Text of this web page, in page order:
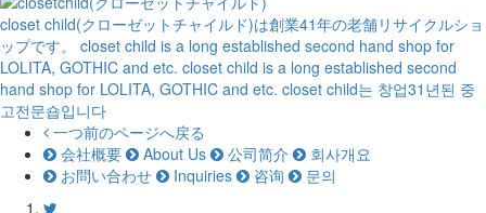
closet child(クローゼットチャイルド)は創業41年の老舗リサイクルショ
ップです。
closet child is a long established second hand shop for
LOLITA, GOTHIC and etc. closet child is a long established second
hand shop for LOLITA, GOTHIC and etc. closet child는 창업31년된 중
고전문숍입니다
一つ前のページへ戻る
会社概要
About Us 公司简介
회사개요
お問い合わせ
Inquiries 咨询 문의